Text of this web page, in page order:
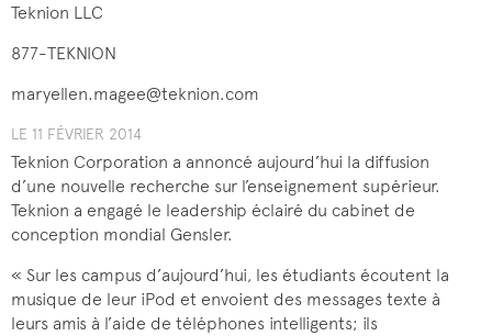
Teknion LLC
877-TEKNION
maryellen.magee@teknion.com
LE 11 FÉVRIER 2014
Teknion Corporation a annoncé aujourd’hui la diffusion
d’une nouvelle recherche sur l’enseignement supérieur.
Teknion a engagé le leadership éclairé du cabinet de
conception mondial Gensler.
« Sur les campus d’aujourd’hui, les étudiants écoutent la
musique de leur iPod et envoient des messages texte à
leurs amis à l’aide de téléphones intelligents; ils